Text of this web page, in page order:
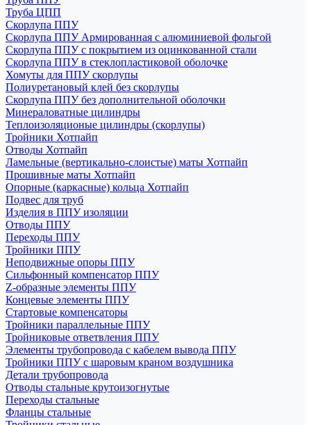
Труба ЦПП
Скорлупа ППУ
Скорлупа ППУ Армированная с алюминиевой фольгой
Скорлупа ППУ с покрытием из оцинкованной стали
Скорлупа ППУ в стеклопластиковой оболочке
Хомуты для ППУ скорлупы
Полиуретановый клей без скорлупы
Скорлупа ППУ без дополнительной оболочки
Минераловатные цилиндры
Теплоизоляционые цилиндры (скорлупы)
Тройники Хотпайп
Отводы Хотпайп
Ламельные (вертикально-слоистые) маты Хотпайп
Прошивные маты Хотпайп
Опорные (каркасные) кольца Хотпайп
Подвес для труб
Изделия в ППУ изоляции
Отводы ППУ
Переходы ППУ
Тройники ППУ
Неподвижные опоры ППУ
Cильфонный компенсатор ППУ
Z-образные элементы ППУ
Концевые элементы ППУ
Стартовые компенсаторы
Тройники параллельные ППУ
Тройниковые ответвления ППУ
Элементы трубопровода с кабелем вывода ППУ
Тройники ППУ с шаровым краном воздушника
Детали трубопровода
Отводы стальные крутоизогнутые
Переходы стальные
Фланцы стальные